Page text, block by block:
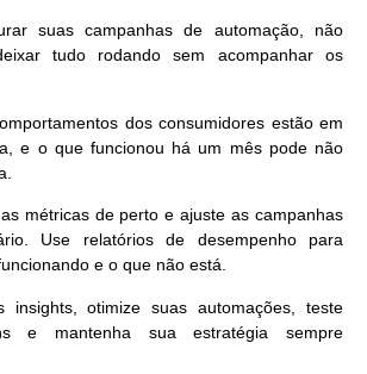
suas campanhas de automação, não
tudo rodando sem acompanhar os
dos consumidores estão em
e o que funcionou há um mês pode não
métricas de perto e ajuste as campanhas
Use relatórios de desempenho para
e o que não está.
insights, otimize suas automações, teste
e mantenha sua estratégia sempre